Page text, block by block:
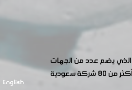
English
يضم عدد من الجهات
الحكومية السعودية منها وزارتي الطاقة والاستثمار، وهيئة تنمية الصادرات، ومجلس الأعمال السعودي السوري، وبنك التصدير والاستيراد السعودي إضافة إلى أكثر من 80 شركة سعودية